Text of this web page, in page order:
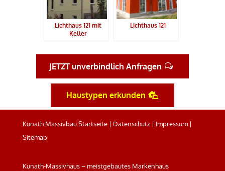
Lichthaus 121 mit
Keller
Lichthaus 121
JETZT unverbindlich Anfragen
Haustypen erkunden
Kunath Massivbau Startseite| Datenschutz| Impressum|
Sitemap
Kunath-Massivhaus – meistgebautes Markenhaus